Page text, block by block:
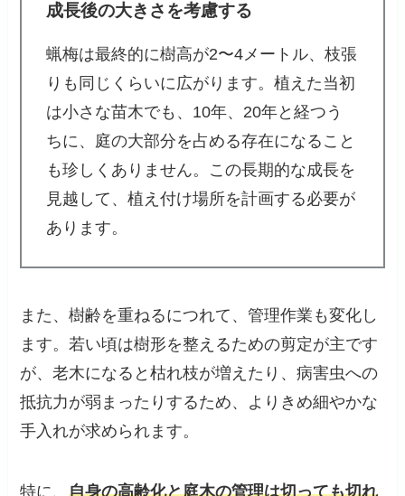
成長後の大きさを考慮する
蝋梅は最終的に樹高が2〜4メートル、枝張
りも同じくらいに広がります。植えた当初
は小さな苗木でも、10年、20年と経つう
ちに、庭の大部分を占める存在になること
も珍しくありません。この長期的な成長を
見越して、植え付け場所を計画する必要が
あります。
また、樹齢を重ねるにつれて、管理作業も変化し
ます。若い頃は樹形を整えるための剪定が主です
が、老木になると枯れ枝が増えたり、病害虫への
抵抗力が弱まったりするため、よりきめ細やかな
手入れが求められます。
特に、自身の高齢化と庭木の管理は切っても切れ